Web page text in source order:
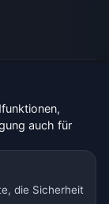
Bulgarien
auch für
die Sicherheit